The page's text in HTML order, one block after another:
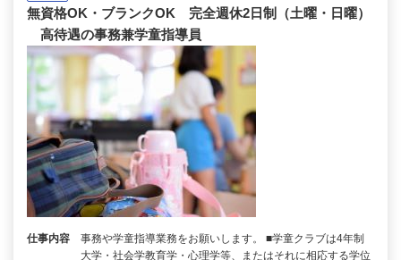
無資格OK・ブランクOK 完全週休2日制（土曜・日曜）
高待遇の事務兼学童指導員
仕事内容
事務や学童指導業務をお願いします。 ■学童クラブは4年制
大学・社会学教育学・心理学等、またはそれに相応する学位